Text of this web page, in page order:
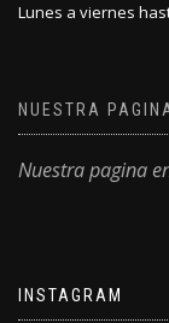
Lunes a viernes
NUESTRA
Nuestra pagina
INSTAGRAM